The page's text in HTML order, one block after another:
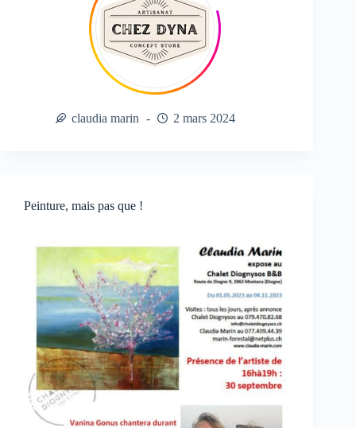
claudia marin 2 mars 2024
Peinture, mais pas que !